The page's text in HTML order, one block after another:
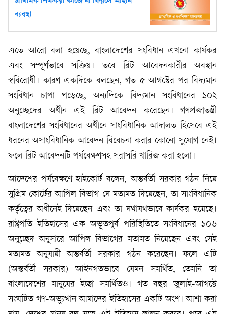
ব্যবস্থা
এতে আরো বলা হয়েছে, বাংলাদেশের সংবিধান এখনো কার্যকর
এবং সম্পূর্ণভাবে সক্রিয়। তবে রিট আবেদনকারীর অবস্থান
স্ববিরোধী। কারণ একদিকে বলছেন, গত ৫ আগস্টের পর বিদ্যমান
সংবিধান চাপা পড়েছে, অন্যদিকে বিদ্যমান সংবিধানের ১০২
অনুচ্ছেদের অধীন এই রিট আবেদন করেছেন। গণপ্রজাতন্ত্রী
বাংলাদেশের সংবিধানের অধীনে সাংবিধানিক আদালত হিসেবে এই
ধরনের অসাংবিধানিক আবেদন বিবেচনা করার কোনো সুযোগ নেই।
ফলে রিট আবেদনটি পর্যবেক্ষণসহ সরাসরি খারিজ করা হলো।
আদেশের পর্যবেক্ষণে হাইকোর্ট বলেন, অন্তর্বর্তী সরকার গঠন নিয়ে
সুপ্রিম কোর্টের আপিল বিভাগ যে মতামত দিয়েছেন, তা সাংবিধানিক
কর্তৃত্বের অধীনেই দিয়েছেন এবং তা যথাযথভাবে কার্যকর হয়েছে।
রাষ্ট্রপতি ইতিহাসের এক অভূতপূর্ব পরিস্থিতিতে সংবিধানের ১০৬
অনুচ্ছেদ অনুসারে আপিল বিভাগের মতামত নিয়েছেন এবং সেই
মতামত অনুযায়ী অন্তর্বর্তী সরকার গঠন করেছেন। ফলে এটি
(অন্তর্বর্তী সরকার) আইনগতভাবে যেমন সমর্থিত, তেমনি তা
বাংলাদেশের মানুষের ইচ্ছা সমর্থিতও। গত বছর জুলাই-আগস্টে
সংঘটিত গণ-অভ্যুত্থান আমাদের ইতিহাসের একটি অংশ। আশা করা